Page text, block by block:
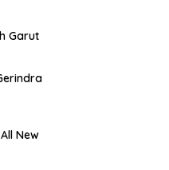
Garut
New